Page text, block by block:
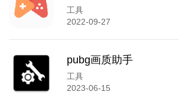
工具
2022-09-27
pubg画质助手
工具
2023-06-15